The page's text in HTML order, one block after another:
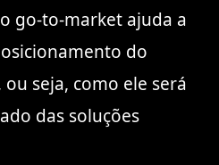
go-to-market ajuda a
do
seja, como ele será
das soluções